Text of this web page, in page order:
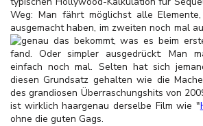
Weg: Man fährt möglichst alle
ausgemacht haben, im zweiten noch mal
genau das bekommt, was es beim
fand. Oder simpler ausgedrückt: Man
einfach noch mal. Selten hat sich
diesen Grundsatz gehalten wie die
des grandiosen Überraschungshits von
ist wirklich haargenau derselbe Film wie "
ohne die guten Gags.